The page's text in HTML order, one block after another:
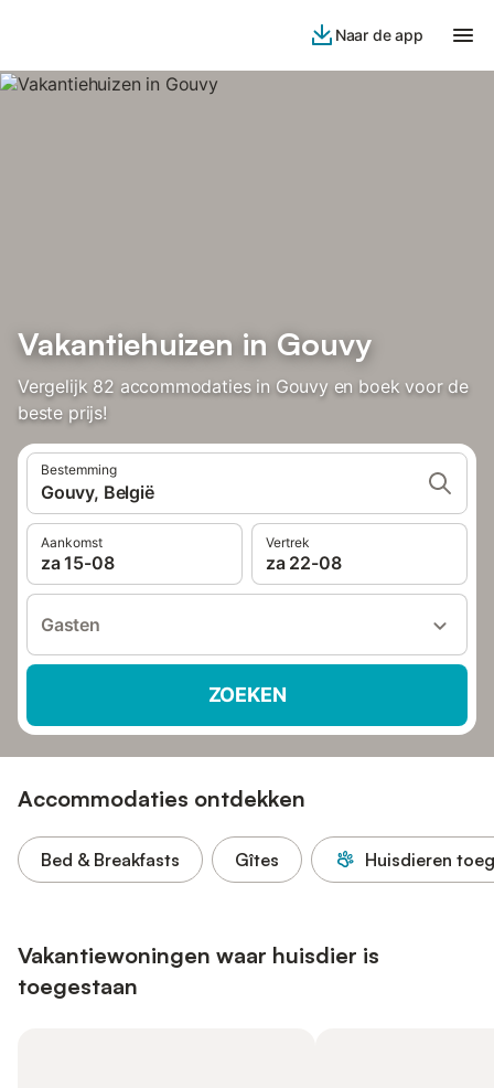
Naar de app
Vakantiehuizen in Gouvy
Vergelijk 82 accommodaties in Gouvy en boek voor de
beste prijs!
Bestemming
Gouvy, België
Aankomst
za 15-08
Vertrek
za 22-08
Gasten
ZOEKEN
Accommodaties ontdekken
Bed & Breakfasts Gîtes Huisdieren
Vakantiewoningen waar huisdier is
toegestaan